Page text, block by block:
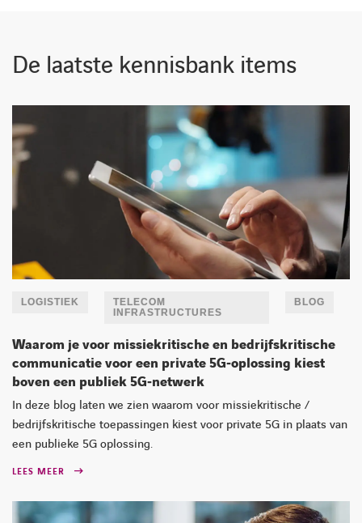
De laatste kennisbank items
LOGISTIEK
TELECOM
INFRASTRUCTURES
BLOG
Waarom je voor missiekritische en bedrijfskritische
communicatie voor een private 5G‑oplossing kiest
boven een publiek 5G‑netwerk
In deze blog laten we zien waarom voor missiekritische /
bedrijfskritische toepassingen kiest voor private 5G in plaats van
een publieke 5G oplossing.
LEES MEER